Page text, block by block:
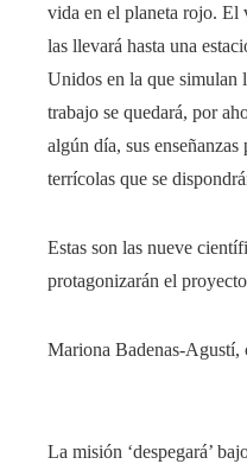
vida en el planeta rojo. El
las llevará hasta una
Unidos en la que simulan
trabajo se quedará, por
algún día, sus
terrícolas que se
Estas son las nueve
protagonizarán el
Mariona Badenas-Agustí,
La misión ‘despegará’